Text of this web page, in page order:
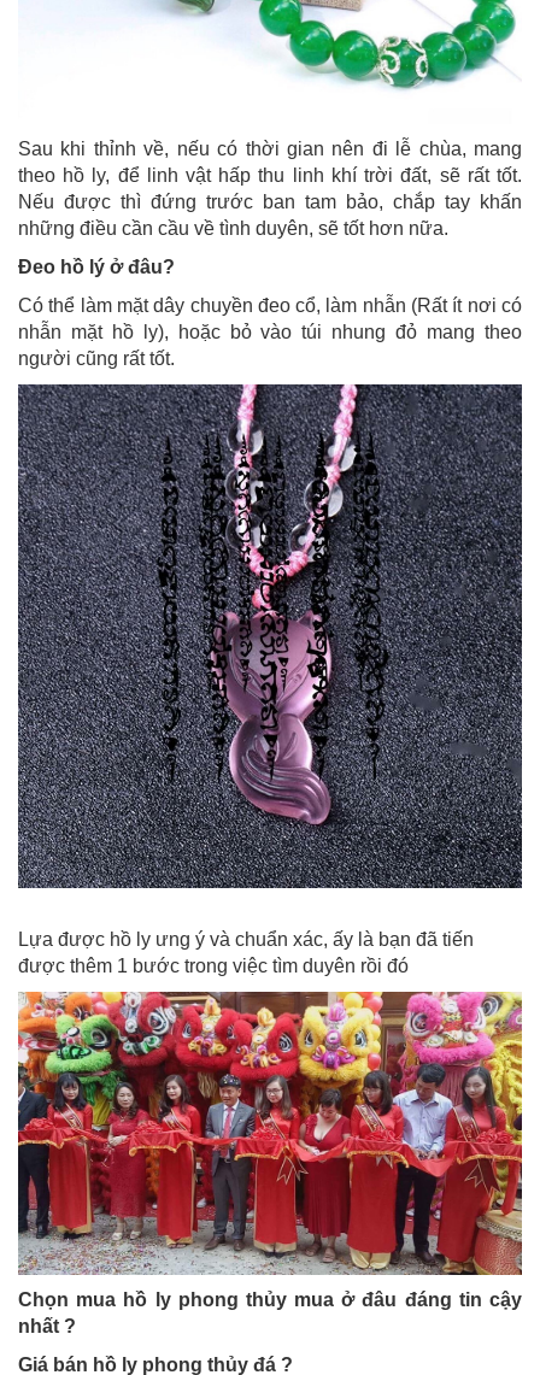
Sau khi thỉnh về, nếu có thời gian nên đi lễ chùa, mang
theo hồ ly, để linh vật hấp thu linh khí trời đất, sẽ rất tốt.
Nếu được thì đứng trước ban tam bảo, chắp tay khấn
những điều cần cầu về tình duyên, sẽ tốt hơn nữa.
Đeo hồ lý ở đâu?
Có thể làm mặt dây chuyền đeo cổ, làm nhẫn (Rất ít nơi có
nhẫn mặt hồ ly), hoặc bỏ vào túi nhung đỏ mang theo
người cũng rất tốt.
Lựa được hồ ly ưng ý và chuẩn xác, ấy là bạn đã tiến
được thêm 1 bước trong việc tìm duyên rồi đó
Chọn mua hồ ly phong thủy mua ở đâu đáng tin cậy
nhất ?
Giá bán hồ ly phong thủy đá ?